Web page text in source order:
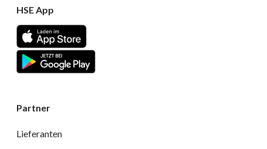
HSE App
Partner
Lieferanten